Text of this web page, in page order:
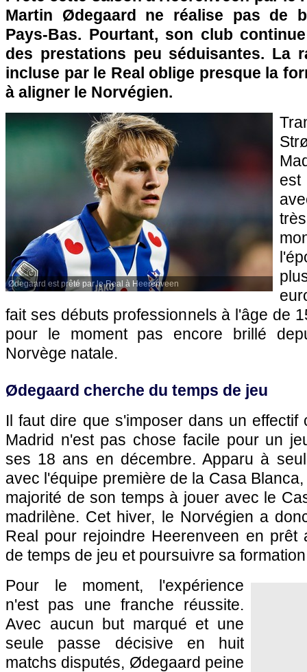
Martin Ødegaard ne réalise pas de
Pays-Bas. Pourtant, son club
des prestations peu séduisantes. La
incluse par le Real oblige presque la
à aligner le Norvégien.
Ødegaard est prêté par le Real à Heerenveen
fait ses débuts professionnels à l'âge de
pour le moment pas encore brillé
Norvège natale.
Ødegaard cherche du temps de jeu
Il faut dire que s'imposer dans un effectif
Madrid n'est pas chose facile pour un
ses 18 ans en décembre. Apparu à
avec l'équipe première de la Casa
majorité de son temps à jouer avec le
madrilène. Cet hiver, le Norvégien a
Real pour rejoindre Heerenveen en prêt
de temps de jeu et poursuivre sa
Pour le moment, l'expérience
n'est pas une franche réussite.
Avec aucun but marqué et une
seule passe décisive en huit
matchs disputés, Ødegaard peine